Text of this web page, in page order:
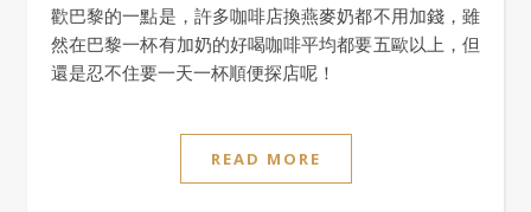
歡巴黎的一點是，許多咖啡店換燕麥奶都不用加錢，雖
然在巴黎一杯有加奶的好喝咖啡平均都要五歐以上，但
還是忍不住要一天一杯順便探店呢！
READ MORE